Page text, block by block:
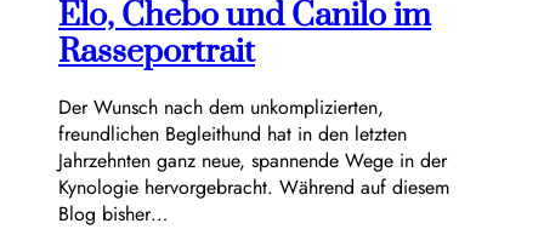
Elo, Chebo und Canilo im
Rasseportrait
Der Wunsch nach dem unkomplizierten,
freundlichen Begleithund hat in den letzten
Jahrzehnten ganz neue, spannende Wege in der
Kynologie hervorgebracht. Während auf diesem
Blog bisher…